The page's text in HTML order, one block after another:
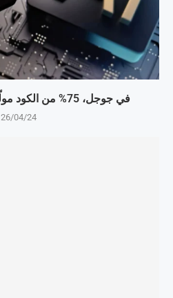
في جوجل، 75% من الكود مولّد بالذكاء الاصطناعي
26/04/24